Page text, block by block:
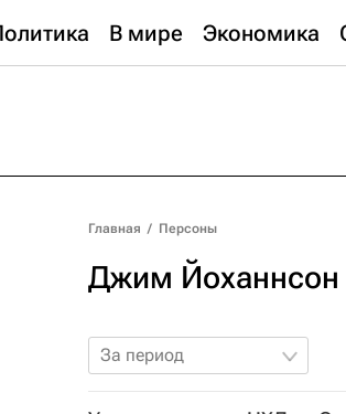
В мире Экономика
Главная / Персоны
Джим Йоханнсон
За период